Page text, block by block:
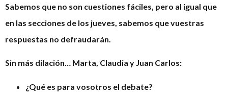
Sabemos que no son cuestiones fáciles, pero al igual que
en las secciones de los jueves, sabemos que vuestras
respuestas no defraudarán.
Sin más dilación… Marta, Claudia y Juan Carlos:
¿Qué es para vosotros el debate?